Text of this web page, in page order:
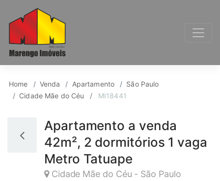
Apartamento para
Home Venda Apartamento
São Paulo
Cidade Mãe do Céu
MI18441
Apartamento a venda
42m², 2 dormitórios 1 vaga
Metro Tatuape
Cidade Mãe do Céu - São Paulo